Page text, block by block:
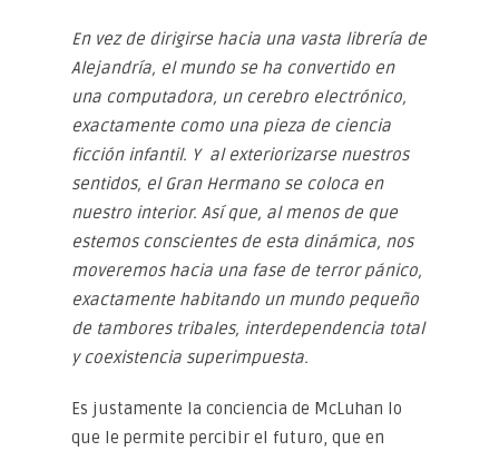
En vez de dirigirse hacia una vasta librería de
Alejandría, el mundo se ha convertido en
una computadora, un cerebro electrónico,
exactamente como una pieza de ciencia
ficción infantil. Y al exteriorizarse nuestros
sentidos, el Gran Hermano se coloca en
nuestro interior. Así que, al menos de que
estemos conscientes de esta dinámica, nos
moveremos hacia una fase de terror pánico,
exactamente habitando un mundo pequeño
de tambores tribales, interdependencia total
y coexistencia superimpuesta.
Es justamente la conciencia de McLuhan lo
que le permite percibir el futuro, que en